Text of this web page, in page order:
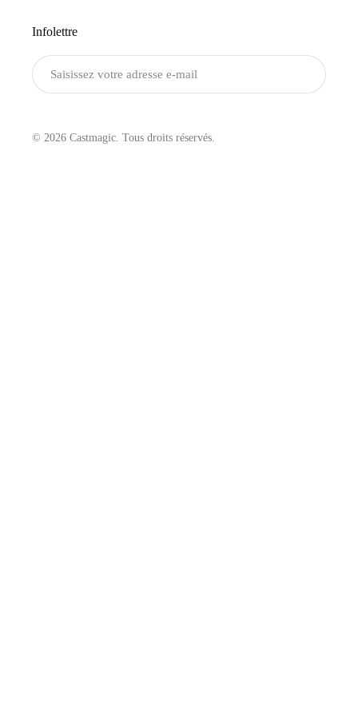
Infolettre
© 2026 Castmagic. Tous droits réservés.